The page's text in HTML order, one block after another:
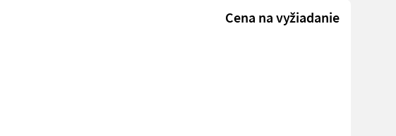
Cena na vyžiadanie